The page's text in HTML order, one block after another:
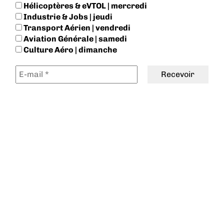
Hélicoptères & eVTOL | mercredi
Industrie & Jobs | jeudi
Transport Aérien | vendredi
Aviation Générale | samedi
Culture Aéro | dimanche